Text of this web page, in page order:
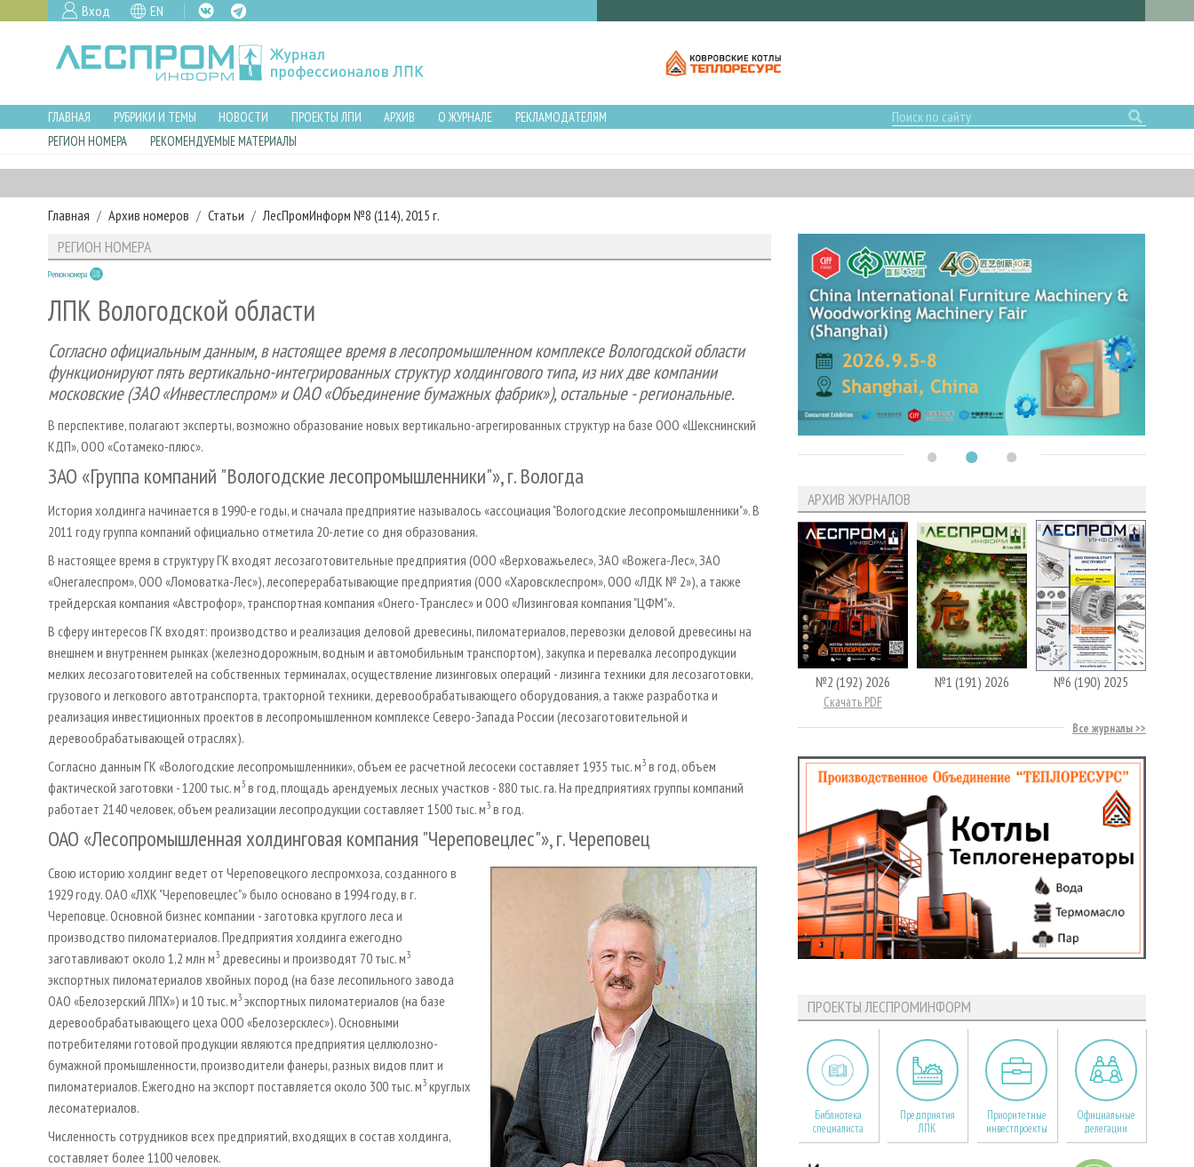
Вход EN
ГЛАВНАЯ РУБРИКИ И ТЕМЫ НОВОСТИ ПРОЕКТЫ ЛПИ АРХИВ О ЖУРНАЛЕ
РЕКЛАМОДАТЕЛЯМ
РЕГИОН НОМЕРА
РЕКОМЕНДУЕМЫЕ МАТЕРИАЛЫ
Главная Архив номеров Статьи ЛесПромИнформ №8 (114), 2015 г.
РЕГИОН НОМЕРА
Регион номера
ЛПК Вологодской области
Согласно официальным данным, в настоящее время в лесопромышленном комплексе Вологодской области
функционируют пять вертикально-интегрированных структур холдингового типа, из них две компании
московские (ЗАО «Инвестлеспром» и ОАО «Объединение бумажных фабрик»), остальные - региональные.
В перспективе, полагают эксперты, возможно образование новых вертикально-агрегированных структур на базе ООО «Шекснинский
КДП», ООО «Сотамеко-плюс».
ЗАО «Группа компаний "Вологодские лесопромышленники"», г. Вологда
История холдинга начинается в 1990-е годы, и сначала предприятие называлось «ассоциация "Вологодские лесопромышленники"». В
2011 году группа компаний официально отметила 20-летие со дня образования.
В настоящее время в структуру ГК входят лесозаготовительные предприятия (ООО «Верховажьелес», ЗАО «Вожега-Лес», ЗАО
«Онегалеспром», ООО «Ломоватка-Лес»), лесоперерабатывающие предприятия (ООО «Харовсклеспром», ООО «ЛДК № 2»), а также
трейдерская компания «Австрофор», транспортная компания «Онего-Транслес» и ООО «Лизинговая компания "ЦФМ"».
В сферу интересов ГК входят: производство и реализация деловой древесины, пиломатериалов, перевозки деловой древесины на
внешнем и внутреннем рынках (железнодорожным, водным и автомобильным транспортом), закупка и перевалка лесопродукции
мелких лесозаготовителей на собственных терминалах, осуществление лизинговых операций - лизинга техники для лесозаготовки,
грузового и легкового автотранспорта, тракторной техники, деревообрабатывающего оборудования, а также разработка и
реализация инвестиционных проектов в лесопромышленном комплексе Северо-Запада России (лесозаготовительной и
деревообрабатывающей отраслях).
Согласно данным ГК «Вологодские лесопромышленники», объем ее расчетной лесосеки составляет 1935 тыс. м3 в год, объем
фактической заготовки - 1200 тыс. м3 в год, площадь арендуемых лесных участков - 880 тыс. га. На предприятиях группы компаний
работает 2140 человек, объем реализации лесопродукции составляет 1500 тыс. м3 в год.
ОАО «Лесопромышленная холдинговая компания "Череповецлес"», г. Череповец
Свою историю холдинг ведет от Череповецкого леспромхоза, созданного в
1929 году. ОАО «ЛХК "Череповецлес"» было основано в 1994 году, в г.
Череповце. Основной бизнес компании - заготовка круглого леса и
производство пиломатериалов. Предприятия холдинга ежегодно
заготавливают около 1,2 млн м3 древесины и производят 70 тыс. м3
экспортных пиломатериалов хвойных пород (на базе лесопильного завода
ОАО «Белозерский ЛПХ») и 10 тыс. м3 экспортных пиломатериалов (на базе
деревообрабатывающего цеха ООО «Белозерсклес»). Основными
потребителями готовой продукции являются предприятия целлюлозно-
бумажной промышленности, производители фанеры, разных видов плит и
пиломатериалов. Ежегодно на экспорт поставляется около 300 тыс. м3 круглых
лесоматериалов.
Численность сотрудников всех предприятий, входящих в состав холдинга,
составляет более 1100 человек.
АРХИВ ЖУРНАЛОВ
№2 (192) 2026
Скачать PDF
№1 (191) 2026 №6 (190) 2025
Все журналы
ПРОЕКТЫ ЛЕСПРОМИНФОРМ
Библиотека
специалиста
Предприятия
ЛПК
Приоритетные
инвестпроекты
Официальные
делегации